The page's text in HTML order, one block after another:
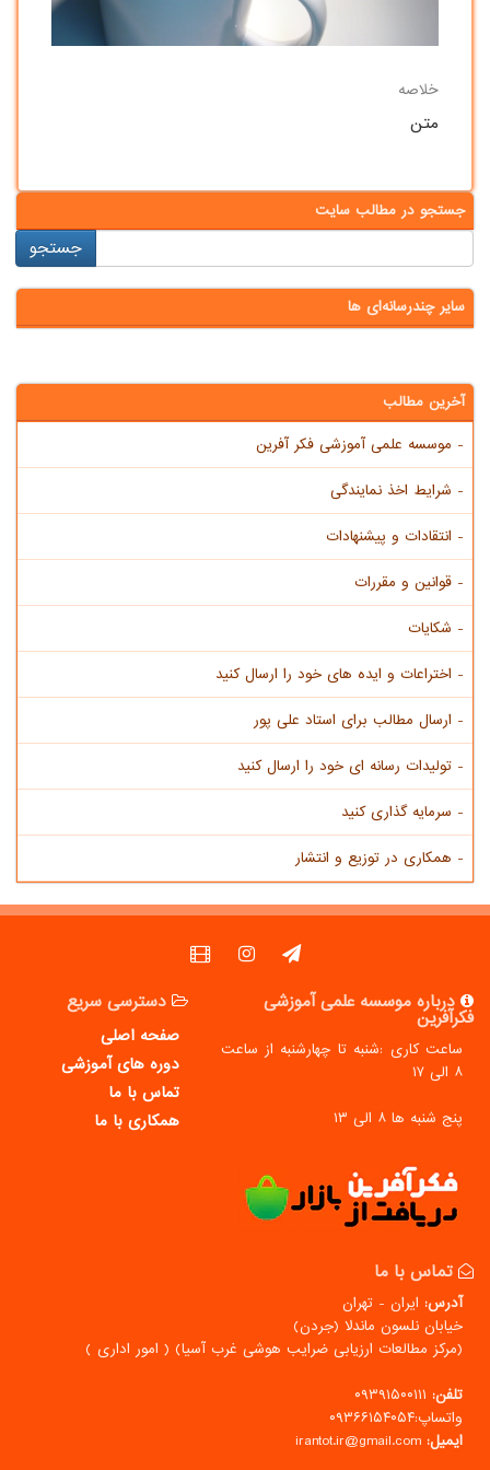
خلاصه
متن
جستجو در مطالب سایت
سایر چندرسانه‌ای ها
آخرین مطالب
- موسسه علمی آموزشی فکر آفرین
- شرایط اخذ نمایندگی
- انتقادات و پیشنهادات
- قوانین و مقررات
- شکایات
- اختراعات و ایده های خود را ارسال کنید
- ارسال مطالب برای استاد علی پور
- تولیدات رسانه ای خود را ارسال کنید
- سرمایه گذاری کنید
- همکاری در توزیع و انتشار
درباره موسسه علمی آموزشی
فکرآفرین
ساعت کاری :شنبه تا چهارشنبه از ساعت
۸ الی ۱۷
پنج شنبه ها ۸ الی ۱۳
دسترسی سریع
صفحه اصلی
دوره های آموزشی
تماس با ما
همکاری با ما
تماس با ما
آدرس: ایران - تهران
خیابان نلسون ماندلا (جردن)
(مركز مطالعات ارزیابی ضرایب هوشی غرب آسیا) ( امور اداری )
تلفن: ۰۹۳۹۱۵۰۰۱۱۱
واتساپ:۰۹۳۶۶۱۵۴۰۵۴
ایمیل: irantot.ir@gmail.com